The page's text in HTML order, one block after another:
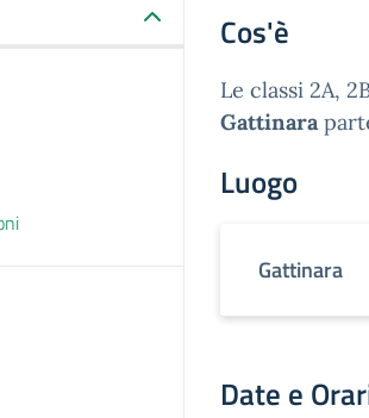
Cos'è
Le classi 2A,
Gattinara
Luogo
Gattinara
Date e